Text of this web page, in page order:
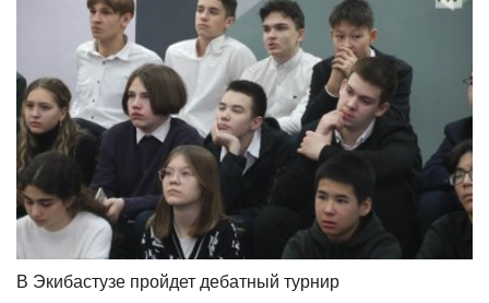
В Экибастузе пройдет дебатный турнир